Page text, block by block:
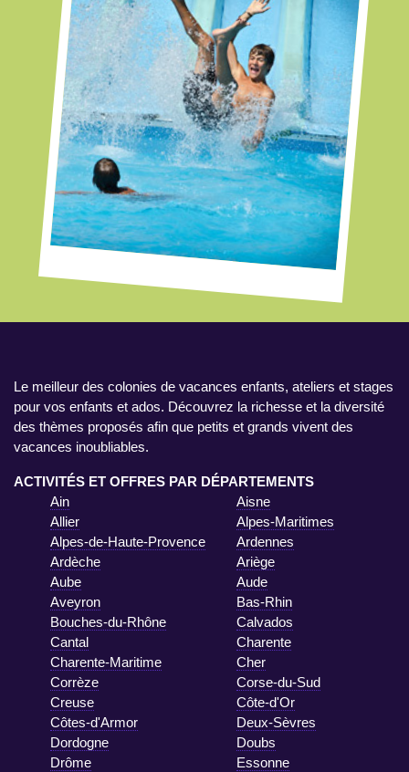
Le meilleur des colonies de vacances enfants, ateliers et stages
pour vos enfants et ados. Découvrez la richesse et la diversité
des thèmes proposés afin que petits et grands vivent des
vacances inoubliables.
ACTIVITÉS ET OFFRES PAR DÉPARTEMENTS
Ain
Aisne
Allier
Alpes-Maritimes
Alpes-de-Haute-Provence
Ardennes
Ardèche
Ariège
Aube
Aude
Aveyron
Bas-Rhin
Bouches-du-Rhône
Calvados
Cantal
Charente
Charente-Maritime
Cher
Corrèze
Corse-du-Sud
Creuse
Côte-d'Or
Côtes-d'Armor
Deux-Sèvres
Dordogne
Doubs
Drôme
Essonne